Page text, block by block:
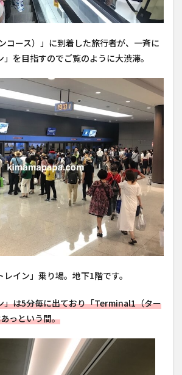
コース）」に到着した旅行者が、一斉に
」を目指すのでご覧のように大渋滞。
イン」乗り場。地下1階です。
」は5分毎に出ており「Terminal1（ター
っという間。